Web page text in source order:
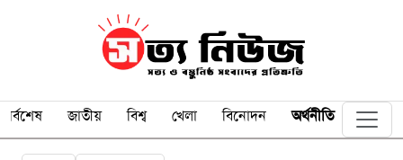
সর্বশেষ জাতীয় বিশ্ব খেলা বিনোদন অর্থনীতি